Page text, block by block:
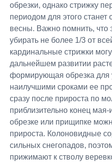
обрезки, однако стрижку
периодом для этого
весны. Важно помнить, что
убирать не более 1/3 от
кардинальные стрижки
дальнейшем развитии
формирующая обрезка для
наилучшими сроками ее
сразу после прироста по
приблизительно конец
обрезке или прищипке
прироста. Колоновидные
сильных снегопадов,
прижимают к стволу